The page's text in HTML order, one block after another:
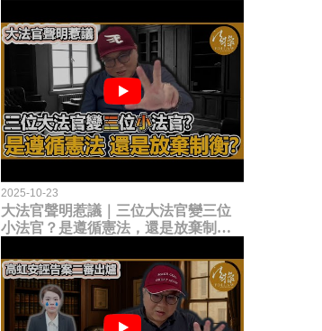
2025-10-23
大法官聲明惹議｜三位大法官變三位
小法官？是遵循憲法，還是放棄制衡